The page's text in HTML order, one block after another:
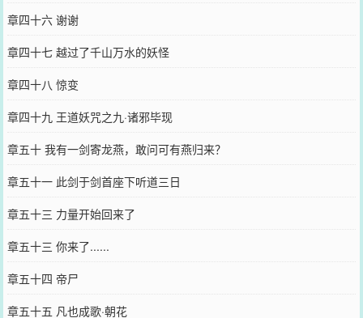
章四十六 谢谢
章四十七 越过了千山万水的妖怪
章四十八 惊变
章四十九 王道妖咒之九·诸邪毕现
章五十 我有一剑寄龙燕，敢问可有燕归来？
章五十一 此剑于剑首座下听道三日
章五十三 力量开始回来了
章五十三 你来了......
章五十四 帝尸
章五十五 凡也成歌·朝花